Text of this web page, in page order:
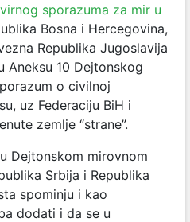
sporazuma za mir u
Bosna i Hercegovina,
Republika Jugoslavija
Aneksu 10 Dejtonskog
o civilnoj
uz Federaciju BiH i
zemlje “strane”.
Dejtonskom mirovnom
Srbija i Republika
spominju i kao
dodati i da se u